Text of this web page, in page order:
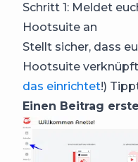
Schritt 1: Meldet
Hootsuite an
Stellt sicher, dass
Hootsuite
das einrichtet!)
Einen Beitrag